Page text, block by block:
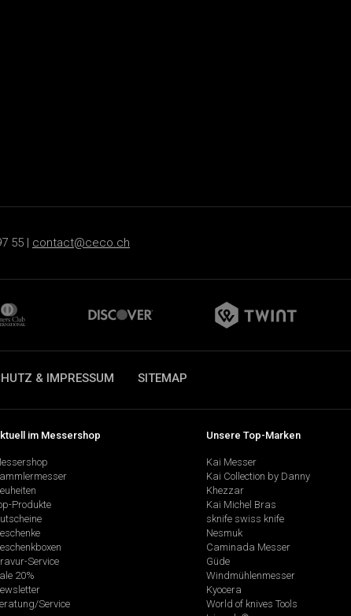
55 | contact@ceco.ch
& IMPRESSUM SITEMAP
im Messershop
Produkte
Service
20%
Service
Unsere Top-Marken
Kai Messer
Kai Collection by Danny
Khezzar
Kai Michel Bras
sknife swiss knife
Nesmuk
Caminada Messer
Güde
Windmühlenmesser
Kyocera
World of knives Tools